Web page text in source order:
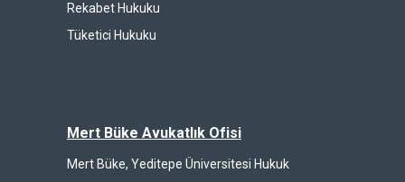
Rekabet Hukuku
Tüketici Hukuku
Mert Büke Avukatlık Ofisi
Mert Büke, Yeditepe Üniversitesi Hukuk